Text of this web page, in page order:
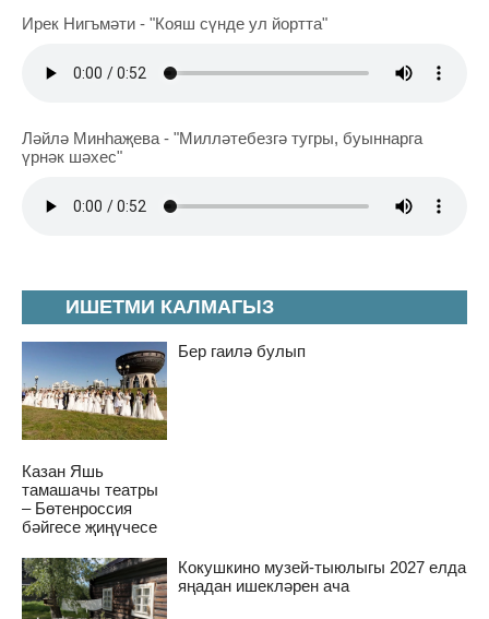
ИШЕТМИ КАЛМАГЫЗ
Бер гаилә булып
Казан Яшь
тамашачы театры
– Бөтенроссия
бәйгесе җиңүчесе
Кокушкино музей-тыюлыгы 2027 елда
яңадан ишекләрен ача
Ирек Нигъмәти - "Кояш сүнде ул йортта"
Ләйлә Минһаҗева - "Милләтебезгә тугры, буыннарга
үрнәк шәхес"